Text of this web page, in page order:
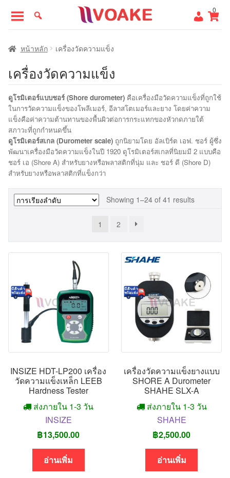
to
navigation
to
content
0
หน้าแรก
หน้าหลัก เครื่องวัดความแข็ง
เครื่องวัดความแข็ง
ดูโรมิเตอร์แบบชอร์ (Shore durometer) คือเครื่องมือวัดความแข็งที่ถูกใช้
ในการวัดความแข็งของโพลีเมอร์, อีลาสโตเมอร์และยาง โดยค่าความ
แข็งคือค่าความต้านทานของพื้นผิวต่อการกระแทกของหัวกดภายใต้
สภาวะที่ถูกกำหนดขึ้น
ดูโรมิเตอร์สเกล (Durometer scale) ถูกนิยามโดย อัลเบิร์ต เอฟ. ชอร์ ผู้ซึ่ง
พัฒนาเครื่องมือวัดความแข็งในปี 1920 ดูโรมิเตอร์สเกลที่นิยมมี 2 แบบคือ
ชอร์ เอ (Shore A) สำหรับยางหรือพลาสติกที่นุ่ม และ ชอร์ ดี (Shore D)
สำหรับยางหรือพลาสติกที่แข็งกว่า
Showing 1–24 of 41 results
1 2
INSIZE HDT-LP200 เครื่อง
วัดความแข็งเหล็ก LEEB
Hardness Tester
ส่งภายใน 1-3 วัน
INSIZE
฿13,500.00
อ่านเพิ่ม
เครื่องวัดความแข็งยางแบบ
SHORE A Durometer
SHAHE SLX-A
ส่งภายใน 1-3 วัน
SHAHE
฿2,500.00
อ่านเพิ่ม